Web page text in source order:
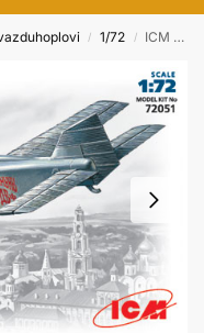
/ 1/72 / ICM 1/72 I-1 (IL-400b) First Soviet Fighter-monoplane